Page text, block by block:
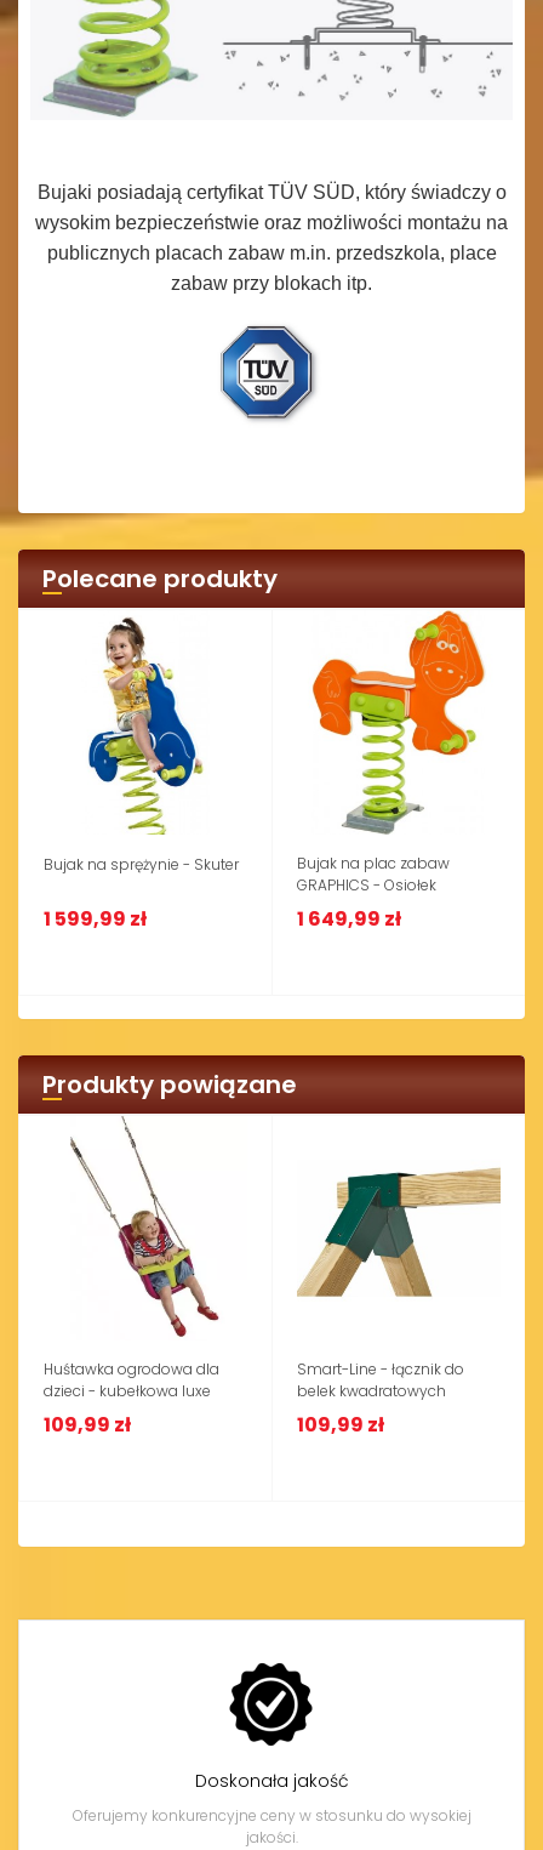
Bujaki posiadają certyfikat TÜV SÜD, który świadczy o
wysokim bezpieczeństwie oraz możliwości montażu na
publicznych placach zabaw m.in. przedszkola, place
zabaw przy blokach itp.
Polecane produkty
Bujak na sprężynie - Skuter
1 599,99 zł
Bujak na plac zabaw
GRAPHICS - Osiołek
1 649,99 zł
Produkty powiązane
Huśtawka ogrodowa dla
dzieci - kubełkowa luxe
109,99 zł
Smart-Line - łącznik do
belek kwadratowych
109,99 zł
Doskonała jakość
Oferujemy konkurencyjne ceny w stosunku do wysokiej
jakości.